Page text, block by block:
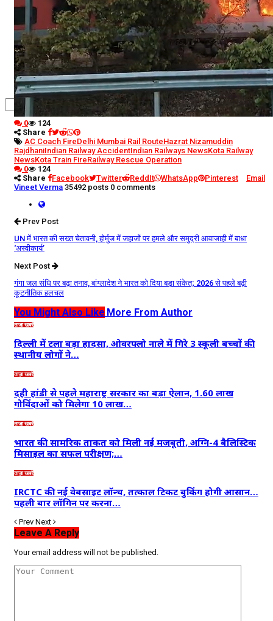
कृषि
धर्म
विज्ञान तकनीकी
0
124
Share
AC Coach FireDelhi Mumbai Rail RouteHazrat Nizamuddin
RajdhaniIndian Railway AccidentIndian Railways NewsKota Railway
NewsKota Train FireRailway Rescue Operation
0
124
Share
Facebook Twitter ReddIt WhatsApp Pinterest
Email
Vineet Verma 35492 posts 0 comments
Prev Post
UN में भारत की सख्त चेतावनी, होर्मुज में जहाजों पर हमले और समुद्री आवाजाही में बाधा
‘अस्वीकार्य’
Next Post
गंगा जल संधि पर बढ़ा तनाव, बांग्लादेश ने भारत को दिया बड़ा संकेत; 2026 से पहले बढ़ी
कूटनीतिक हलचल
You Might Also Like More From Author
ताज़ा खबरें
दिल्ली में टला बड़ा हादसा, ओवरफ्लो नाले में गिरे 3 स्कूली बच्चों की
स्थानीय लोगों ने…
ताज़ा खबरें
दही हांडी से पहले महाराष्ट्र सरकार का बड़ा ऐलान, 1.60 लाख
गोविंदाओं को मिलेगा 10 लाख…
ताज़ा खबरें
भारत की सामरिक ताकत को मिली नई मजबूती, अग्नि-4 बैलिस्टिक
मिसाइल का सफल परीक्षण;…
ताज़ा खबरें
IRCTC की नई वेबसाइट लॉन्च, तत्काल टिकट बुकिंग होगी आसान…
पहली बार लॉगिन पर करना…
Prev Next
Leave A Reply
Your email address will not be published.